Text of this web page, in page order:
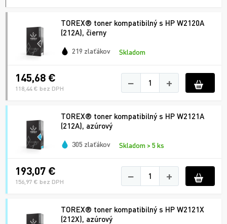
TOREX® toner kompatibilný s HP W2120A
(212A), čierny
219 zlaťákov Skladom
145,68 €
118,44 € bez DPH − +
TOREX® toner kompatibilný s HP W2121A
(212A), azúrový
305 zlaťákov Skladom > 5 ks
193,07 €
156,97 € bez DPH − +
TOREX® toner kompatibilný s HP W2121X
(212X), azúrový